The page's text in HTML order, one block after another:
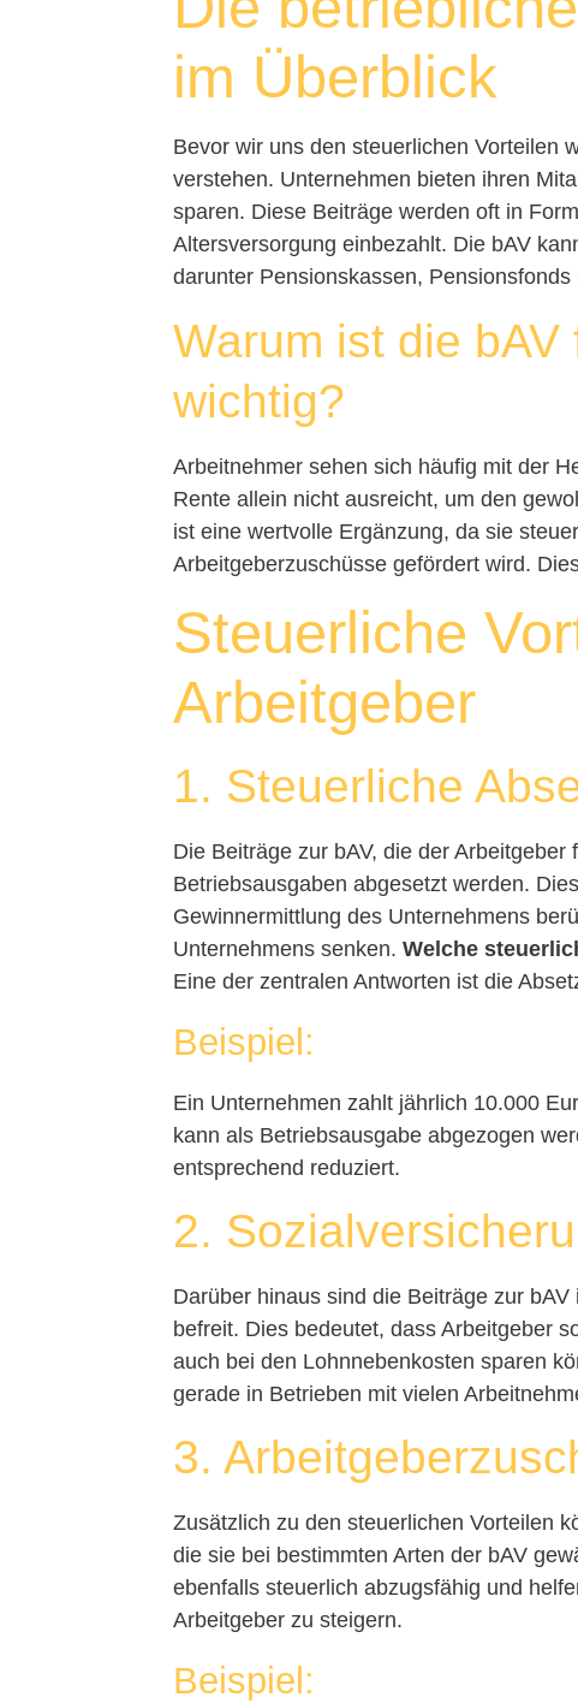
im Überblick
Bevor wir uns den steuerlichen Vorteilen
verstehen. Unternehmen bieten ihren
sparen. Diese Beiträge werden oft in
Altersversorgung einbezahlt. Die bAV
darunter Pensionskassen,
Warum ist die
wichtig?
Arbeitnehmer sehen sich häufig mit der
Rente allein nicht ausreicht, um den
ist eine wertvolle Ergänzung, da sie
Arbeitgeberzuschüsse gefördert wird.
Steuerliche
Arbeitgeber
1. Steuerliche
Die Beiträge zur bAV, die der
Betriebsausgaben abgesetzt werden.
Gewinnermittlung des Unternehmens
Unternehmens senken.Welche
Eine der zentralen Antworten ist die
Beispiel:
Ein Unternehmen zahlt jährlich 10.000
kann als Betriebsausgabe abgezogen
entsprechend reduziert.
2.
Darüber hinaus sind die Beiträge zur
befreit. Dies bedeutet, dass Arbeitgeber
auch bei den Lohnnebenkosten sparen
gerade in Betrieben mit vielen
3.
Zusätzlich zu den steuerlichen Vorteilen
die sie bei bestimmten Arten der bAV
ebenfalls steuerlich abzugsfähig und
Arbeitgeber zu steigern.
Beispiel: